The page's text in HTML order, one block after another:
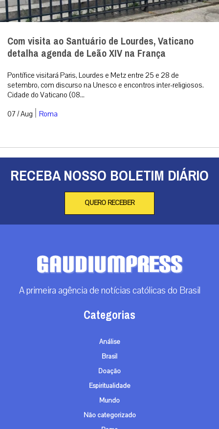
Com visita ao Santuário de Lourdes, Vaticano
detalha agenda de Leão XIV na França
Pontífice visitará Paris, Lourdes e Metz entre 25 e 28 de
setembro, com discurso na Unesco e encontros inter-religiosos.
Cidade do Vaticano (08...
07 / Aug | Roma
RECEBA NOSSO BOLETIM DIÁRIO
QUERO RECEBER
A primeira agência de notícias católicas do Brasil
Categorias
Análise
Brasil
Doação
Espiritualidade
Mundo
Não categorizado